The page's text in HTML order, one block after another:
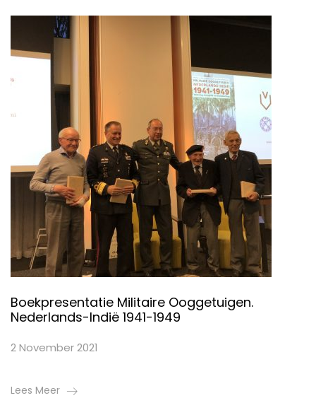
Boekpresentatie Militaire Ooggetuigen.
Nederlands-Indië 1941-1949
2 November 2021
Lees Meer